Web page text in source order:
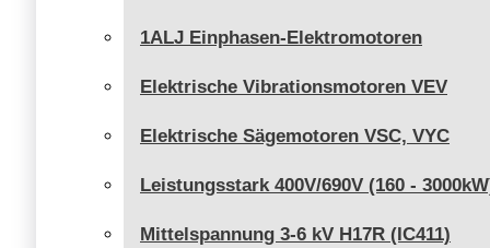
1ALJ Einphasen-Elektromotoren
Elektrische Vibrationsmotoren VEV
Elektrische Sägemotoren VSC, VYC
Leistungsstark 400V/690V (160 -
Mittelspannung 3-6 kV H17R (IC411)